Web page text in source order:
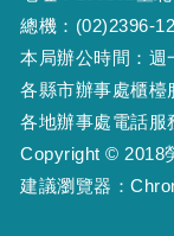
總機：(02)2396-
本局辦公時間：週
各縣市辦事處櫃檯
各地辦事處電話服
Copyright © 2018
建議瀏覽器：